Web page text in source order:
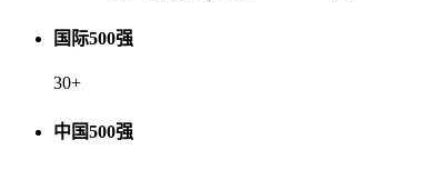
国际500强
30+
中国500强